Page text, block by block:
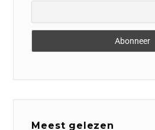
Meest gelezen